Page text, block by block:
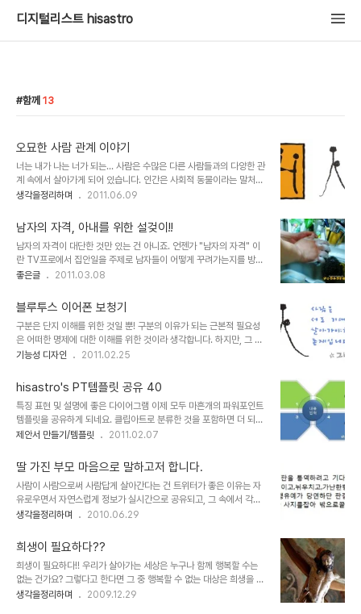
디지털리스트 hisastro
함께 13
오묘한 사람 관계 이야기
너는 내가 나는 너가 되는... 사람은 수많은 다른 사람들과의 다양한 관
계 속에서 살아가게 되어 있습니다. 인간은 사회적 동물이라는 말처럼
어쩌면 인간은 실제 혼자서는 살아갈 수 없는 존재인지도 모릅니다. 어
론 그러한 상황이라도 어디까지가 혼자냐라고 하는 문제에 대해서는
간단히 설정할 수는 없을 겁니다. 그냥 단지 사람들과의 관계가 단절된
것만을 전제로 한 것을 의미하는 경우에는 가능할 수도 있겠다고 생각
이 들면서도 직접 경험해 보질 못한 것이기에...- ▲ H를 형상화 한 이
미지는 Human Relations Associates의 로고이며, 사람人자는
연결되고 통한다는..
생각을정리하며 2011.06.09
남자의 자격, 아내를 위한 설겆이!!
남자의 자격이 대단한 것만 있는 건 아니죠. 언젠가 "남자의 자격" 이
란 TV프로에서 집안일을 주제로 남자들이 어떻게 꾸려가는지를 방영
한 적이 있습니다. 그 방송 끝 무렵, 직접 집안일을 해본 후 정말 힘들
를 위해 집안일을 도와주는 것도 남자가 지녀야 할 자격 중 하나라고...
근데, 요즘 그 말이 적잖이 와 닿습니다. 들리는 바에 의하면 맞벌이하
는 경우도 대부분 집안일은 여자가 맡는다고 합니다. 물론 예전에 비하
면 많이 변했다고는 하지만, 아직은 좀 그런 것 같습니다. 그런데, 아이
러니하게도 결혼 전 대부분 남자들은 무엇이든 다 잘해줄 것처럼 예비
듯 결혼 전 얘기와는..
좋은글 2011.03.08
블루투스 이어폰 보청기
구분은 단지 이해를 위한 것일 뿐! 구분의 이유가 되는 근본적 필요성
은 어떠한 명제에 대한 이해를 위한 것이라 생각합니다. 하지만, 그 구
분이 왜곡되어 나와 너가 서로 다른 존재가 되도록 하는 부작용을 낳
다. 이러한 이야기를 디자인 관련 포스팅에서 언급한 이유는, -그 카테
고리 역시 구분이 목적이 아닌 단지 필요에 의한 것일 뿐이기도 하기에
어떤 이야기든 연관이 있다면 할 수 있는 것이라 생각하여...- 사람들
이 좋아하는 기호 내지 각기 지닌 서로 다른 장단점 이랄까요?... 또는
잘하는 것과 못하는 것... 아니면, 일반적인것과 특수한것... 등등의 이
인적으로 장애라는 말을..
기능성 디자인 2011.02.25
hisastro's PT템플릿 공유 40
특징 표현 및 설명에 좋은 다이어그램 이제 모두 마흔개의 파워포인트
템플릿을 공유하게 되네요. 클립아트로 분류한 것을 포함하면 더 되겠
지만... 암튼, 제안서 만드시는데 조금이라도 도움이 되셨다면 좋겠는
통으로써 상호작용 그 보탬의 행복을 느끼실 수 있다면 좋겠습니다. 아
울러 공유하는 이 템플릿들이 좋은 의미로써 나의 생각을 표현하고 제
시하는데 있어 방법적 도구가 된다면 이보다 좋을 수는 없겠다 싶습니
다. 아무쪼록 좋은 일들이 가득한 날들 되시길 기원하겠습니다. (_ _)
상업용이 아니라면 마음껏 사용하셔도 좋습니다. 그렇지만, 따뜻한 댓
블로그에서만 하도록 하겠..
제안서 만들기/템플릿 2011.02.07
딸 가진 부모 마음으로 말하고저 합니다.
사람이 사람으로써 사람답게 살아간다는 건 트위터가 좋은 이유는 자
유로우면서 자연스럽게 정보가 실시간으로 공유되고, 그 속에서 각자
느끼는대로 공감할 수 있기 때문이 아닐까 합니다. 그리고 팔로우
은 사람들과의 연결고리를 만들어주고 있다는 점에서 트위터가 대표
적인 쇼셜네트워크로써 성공하는 힘이 되었다고 생각합니다. 자신의
생각이나 의견이 맞닿아 있는 경우 누구라도 함께할 수 있는 트위터...
아직까지 자주 그리고 제대로 활용하고 있지는 못하지만 이전에 생각
하지 못했던 트위터의 재미와 가능성을 새록 새록 깨달아 가고 있습니
생각을정리하며 2010.06.29
희생이 필요하다??
희생이 필요하다!! 우리가 살아가는 세상은 누구나 함께 행복할 수는
없는 건가요? 그렇다고 한다면 그 중 행복할 수 없는 대상은 희생을 당
해야만 하는 것일까요? 그래요... 만일 그 행복할 수 있는 최적의 수가
생각을정리하며 2009.12.29